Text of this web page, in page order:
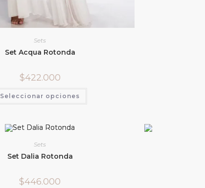
Sets
Set Acqua Rotonda
$422.000
Seleccionar opciones
Sets
Set Dalia Rotonda
$446.000